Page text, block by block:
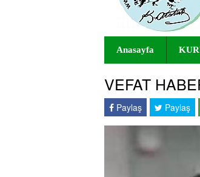
Anasayfa
VEFAT
Paylaş Paylaş